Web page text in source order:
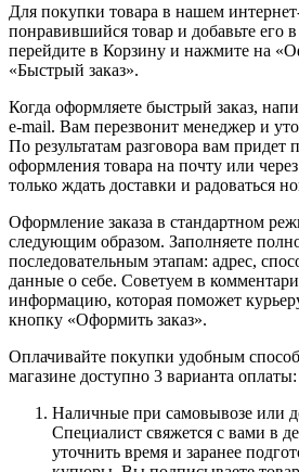
Для покупки товара в нашем
понравившийся товар и добавьте его
перейдите в Корзину и нажмите на
«Быстрый заказ».
Когда оформляете быстрый заказ,
e-mail. Вам перезвонит менеджер и
По результатам разговора вам придет
оформления товара на почту или
только ждать доставки и радоваться
Оформление заказа в стандартном
следующим образом. Заполняете
последовательным этапам: адрес,
данные о себе. Советуем в
информацию, которая поможет
кнопку «Оформить заказ».
Оплачивайте покупки удобным
магазине доступно 3 варианта оплаты:
Наличные при самовывозе или
Специалист свяжется с вами в
уточнить время и заранее